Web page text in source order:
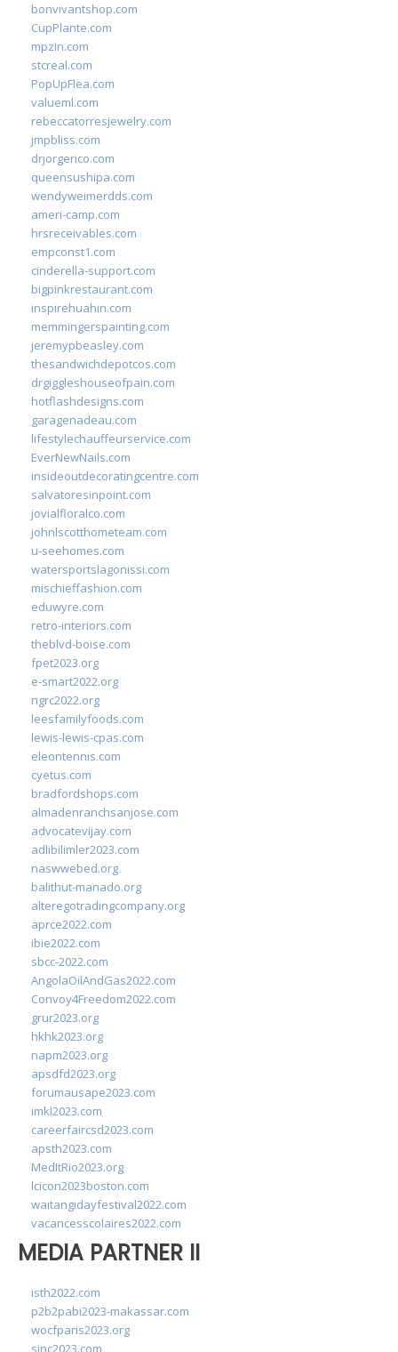
bonvivantshop.com
CupPlante.com
mpzin.com
stcreal.com
PopUpFlea.com
valueml.com
rebeccatorresjewelry.com
jmpbliss.com
drjorgerico.com
queensushipa.com
wendyweimerdds.com
ameri-camp.com
hrsreceivables.com
empconst1.com
cinderella-support.com
bigpinkrestaurant.com
inspirehuahin.com
memmingerspainting.com
jeremypbeasley.com
thesandwichdepotcos.com
drgiggleshouseofpain.com
hotflashdesigns.com
garagenadeau.com
lifestylechauffeurservice.com
EverNewNails.com
insideoutdecoratingcentre.com
salvatoresinpoint.com
jovialfloralco.com
johnlscotthometeam.com
u-seehomes.com
watersportslagonissi.com
mischieffashion.com
eduwyre.com
retro-interiors.com
theblvd-boise.com
fpet2023.org
e-smart2022.org
ngrc2022.org
leesfamilyfoods.com
lewis-lewis-cpas.com
eleontennis.com
cyetus.com
bradfordshops.com
almadenranchsanjose.com
advocatevijay.com
adlibilimler2023.com
naswwebed.org
balithut-manado.org
alteregotradingcompany.org
aprce2022.com
ibie2022.com
sbcc-2022.com
AngolaOilAndGas2022.com
Convoy4Freedom2022.com
grur2023.org
hkhk2023.org
napm2023.org
apsdfd2023.org
forumausape2023.com
imkl2023.com
careerfaircsd2023.com
apsth2023.com
MedItRio2023.org
lcicon2023boston.com
waitangidayfestival2022.com
vacancesscolaires2022.com
MEDIA PARTNER II
isth2022.com
p2b2pabi2023-makassar.com
wocfparis2023.org
sinc2023.com